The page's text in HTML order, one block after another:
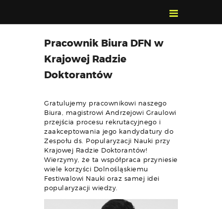
POZNAJ, POLUB,
PAMIĘTAJ!
O FESTIWALU
PROGRAM
WYSZUKIWARKA
WYDARZEŃ
Pracownik Biura DFN w
Krajowej Radzie
Doktorantów
Gratulujemy pracownikowi naszego
Biura, magistrowi Andrzejowi Graulowi
przejścia procesu rekrutacyjnego i
zaakceptowania jego kandydatury do
Zespołu ds. Popularyzacji Nauki przy
Krajowej Radzie Doktorantów!
Wierzymy, że ta współpraca przyniesie
wiele korzyści Dolnośląskiemu
Festiwalowi Nauki oraz samej idei
popularyzacji wiedzy.